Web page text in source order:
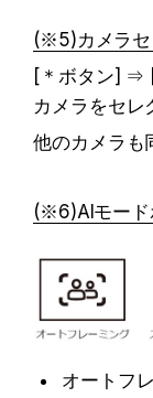
(※5)カメラセ
[＊ボタン] ⇒
カメラをセレ
他のカメラも
(※6)AIモード
オートフ